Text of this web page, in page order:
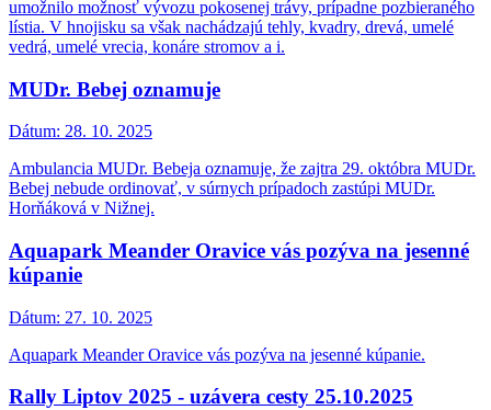
umožnilo možnosť vývozu pokosenej trávy, prípadne pozbieraného
lístia. V hnojisku sa však nachádzajú tehly, kvadry, drevá, umelé
vedrá, umelé vrecia, konáre stromov a i.
MUDr. Bebej oznamuje
Dátum: 28. 10. 2025
Ambulancia MUDr. Bebeja oznamuje, že zajtra 29. októbra MUDr.
Bebej nebude ordinovať, v súrnych prípadoch zastúpi MUDr.
Horňáková v Nižnej.
Aquapark Meander Oravice vás pozýva na jesenné
kúpanie
Dátum: 27. 10. 2025
Aquapark Meander Oravice vás pozýva na jesenné kúpanie.
Rally Liptov 2025 - uzávera cesty 25.10.2025